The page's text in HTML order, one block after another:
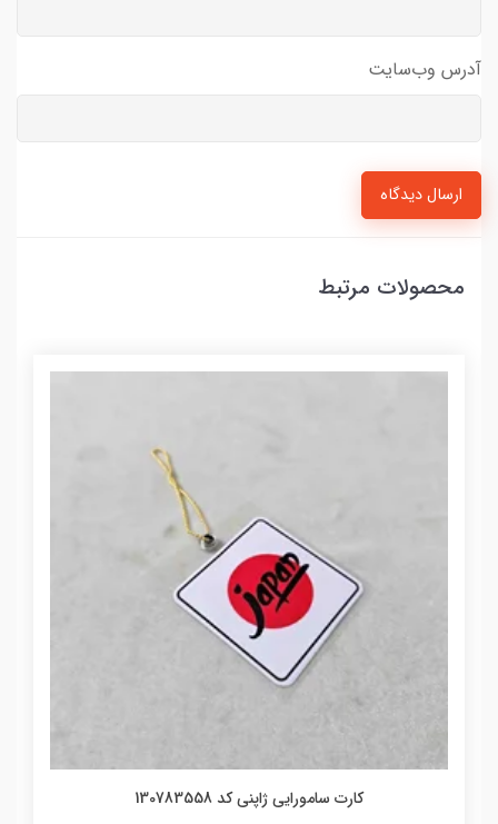
آدرس وب‌سایت
ارسال دیدگاه
محصولات مرتبط
کارت سامورایی ژاپنی کد 130783558